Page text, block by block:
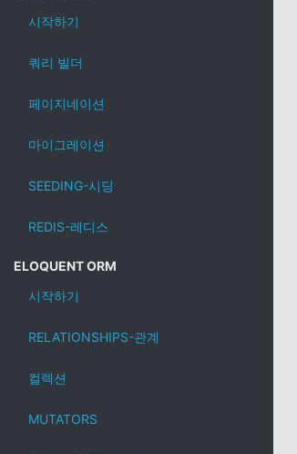
시작하기
쿼리 빌더
페이지네이션
마이그레이션
SEEDING-시딩
REDIS-레디스
ELOQUENT ORM
시작하기
RELATIONSHIPS-관계
컬렉션
MUTATORS